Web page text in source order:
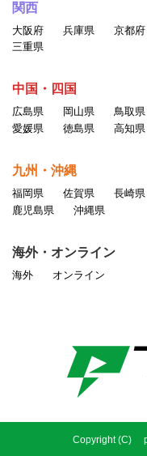
関西
大阪府 兵庫県 京都府
三重県
中国・四国
広島県 岡山県 鳥取県
愛媛県
徳島県 高知県
九州・沖縄
福岡県 佐賀県 長崎県
鹿児島県
沖縄県
海外・オンライン
海外 オンライン
Copyright (C)